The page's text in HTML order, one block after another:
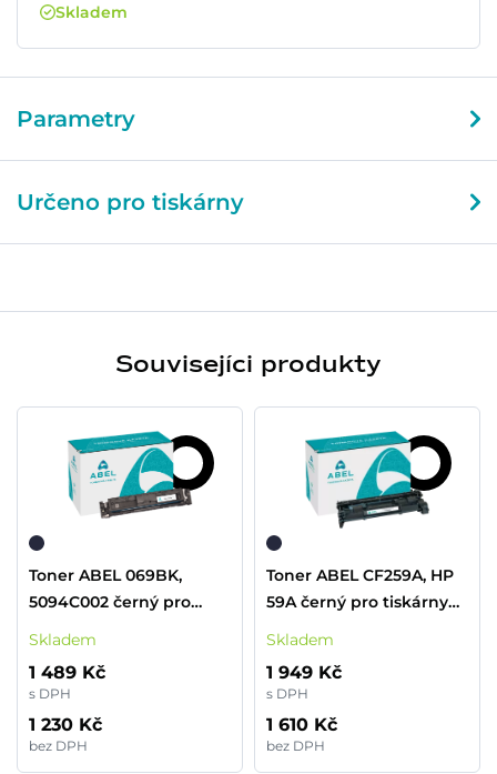
Skladem
Parametry
Určeno pro tiskárny
Souvisejíci produkty
Toner ABEL 069BK,
5094C002 černý pro
tiskárny CANON (2 100
Skladem
1 489 Kč
s DPH
1 230 Kč
bez DPH
Toner ABEL CF259A, HP
59A černý pro tiskárny
HP (3 000 stran)
Skladem
1 949 Kč
s DPH
1 610 Kč
bez DPH